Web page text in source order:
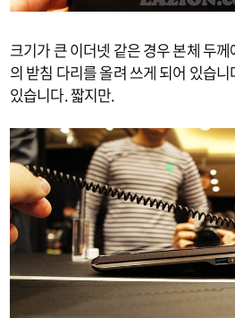
크기가 큰 이더넷 같은 경우 본체 두
의 받침 다리를 올려 쓰게 되어 있습
있습니다. 짧지만.